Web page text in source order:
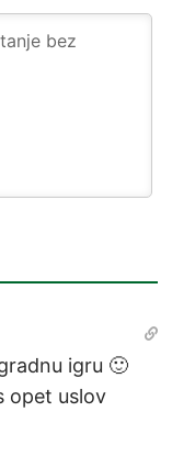
igru 🙂
opet uslov